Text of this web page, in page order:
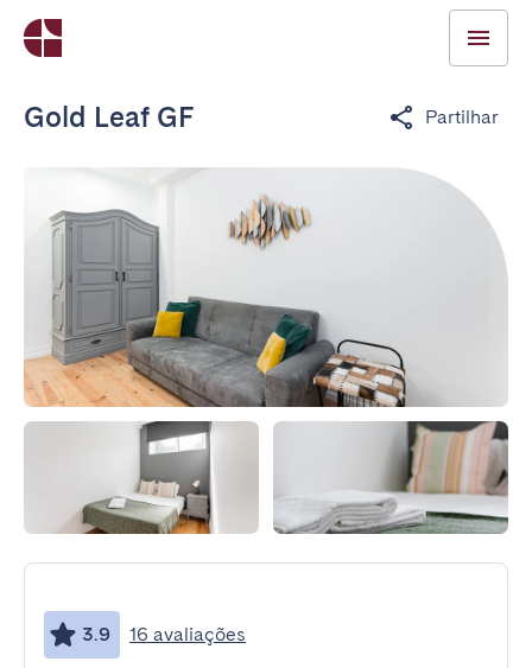
Gold Leaf GF Partilhar
3.9 16 avaliações